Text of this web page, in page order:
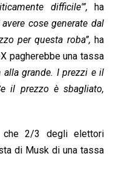
difficile'”, ha
cose generate dal
per questa roba”, ha
pagherebbe una tassa
alla grande. I prezzi e il
il prezzo è sbagliato,
che 2/3 degli elettori
di Musk di una tassa